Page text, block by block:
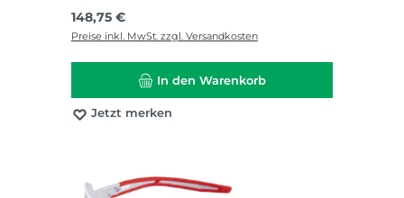
Regulärer Preis:
148,75 €
Preise inkl. MwSt. zzgl. Versandkosten
In den Warenkorb
Jetzt merken